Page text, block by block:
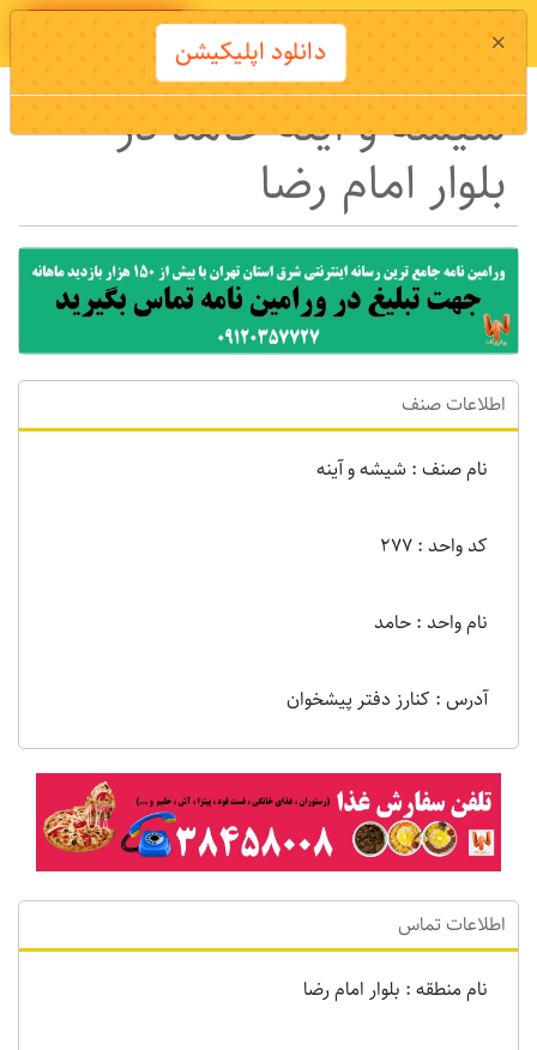
دانلود اپلیکیشن
شیشه و آینه حامد در
بلوار امام رضا
اطلاعات صنف
نام صنف : شیشه و آینه
کد واحد : 277
نام واحد : حامد
آدرس : کنارز دفتر پیشخوان
اطلاعات تماس
نام منطقه : بلوار امام رضا
× دانلود اپلیکیشن